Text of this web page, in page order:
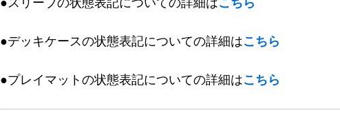
●スリーブの状態表記についての詳細はこちら
●デッキケースの状態表記についての詳細はこちら
●プレイマットの状態表記についての詳細はこちら